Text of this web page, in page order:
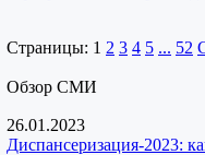
Страницы: 1 2 3 4 5 ... 52
Обзор СМИ
26.01.2023
Диспансеризация-2023: